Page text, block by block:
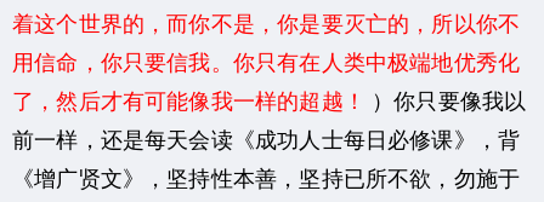
着这个世界的，而你不是，你是要灭亡的，所以你不
用信命，你只要信我。你只有在人类中极端地优秀化
了，然后才有可能像我一样的超越！
）你只要像我以
前一样，还是每天会读《成功人士每日必修课》，背
《增广贤文》，坚持性本善，坚持已所不欲，勿施于